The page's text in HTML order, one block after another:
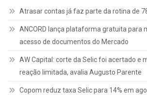
Atrasar contas já faz parte da rotina de
ANCORD lança plataforma gratuita para
acesso de documentos do Mercado
AW Capital: corte da Selic foi acertado e
reação limitada, avalia Augusto Parente
Copom reduz taxa Selic para 14% em